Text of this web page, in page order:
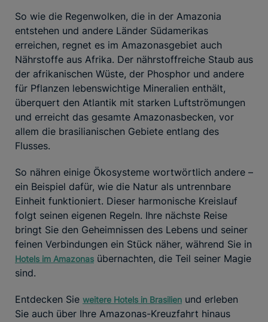
So wie die Regenwolken, die in der Amazonia
entstehen und andere Länder Südamerikas
erreichen, regnet es im Amazonasgebiet auch
Nährstoffe aus Afrika. Der nährstoffreiche Staub aus
der afrikanischen Wüste, der Phosphor und andere
für Pflanzen lebenswichtige Mineralien enthält,
überquert den Atlantik mit starken Luftströmungen
und erreicht das gesamte Amazonasbecken, vor
allem die brasilianischen Gebiete entlang des
Flusses.
So nähren einige Ökosysteme wortwörtlich andere –
ein Beispiel dafür, wie die Natur als untrennbare
Einheit funktioniert. Dieser harmonische Kreislauf
folgt seinen eigenen Regeln. Ihre nächste Reise
bringt Sie den Geheimnissen des Lebens und seiner
feinen Verbindungen ein Stück näher, während Sie in
Hotels im Amazonas übernachten, die Teil seiner Magie
sind.
Entdecken Sie weitere Hotels in Brasilien und erleben
Sie auch über Ihre Amazonas-Kreuzfahrt hinaus